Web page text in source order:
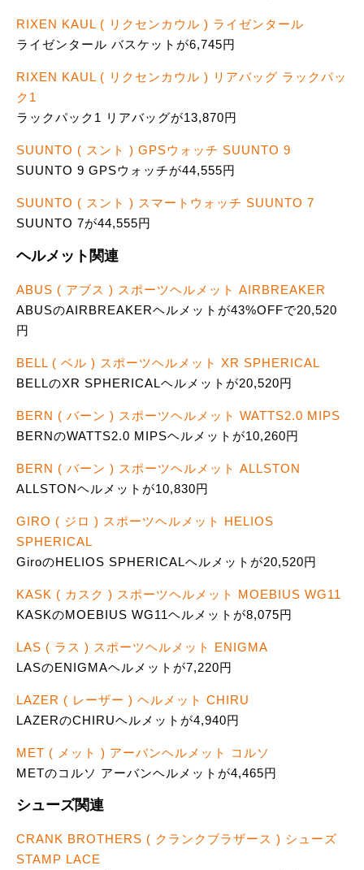
RIXEN KAUL ( リクセンカウル ) ライゼンタール
ライゼンタール バスケットが6,745円
RIXEN KAUL ( リクセンカウル ) リアバッグ ラックパッ
ク1
ラックパック1 リアバッグが13,870円
SUUNTO ( スント ) GPSウォッチ SUUNTO 9
SUUNTO 9 GPSウォッチが44,555円
SUUNTO ( スント ) スマートウォッチ SUUNTO 7
SUUNTO 7が44,555円
ヘルメット関連
ABUS ( アブス ) スポーツヘルメット AIRBREAKER
ABUSのAIRBREAKERヘルメットが43%OFFで20,520
円
BELL ( ベル ) スポーツヘルメット XR SPHERICAL
BELLのXR SPHERICALヘルメットが20,520円
BERN ( バーン ) スポーツヘルメット WATTS2.0 MIPS
BERNのWATTS2.0 MIPSヘルメットが10,260円
BERN ( バーン ) スポーツヘルメット ALLSTON
ALLSTONヘルメットが10,830円
GIRO ( ジロ ) スポーツヘルメット HELIOS
SPHERICAL
GiroのHELIOS SPHERICALヘルメットが20,520円
KASK ( カスク ) スポーツヘルメット MOEBIUS WG11
KASKのMOEBIUS WG11ヘルメットが8,075円
LAS ( ラス ) スポーツヘルメット ENIGMA
LASのENIGMAヘルメットが7,220円
LAZER ( レーザー ) ヘルメット CHIRU
LAZERのCHIRUヘルメットが4,940円
MET ( メット ) アーバンヘルメット コルソ
METのコルソ アーバンヘルメットが4,465円
シューズ関連
CRANK BROTHERS ( クランクブラザース ) シューズ
STAMP LACE